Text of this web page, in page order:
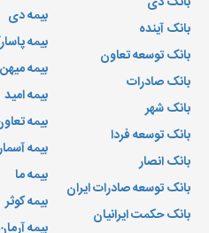
بانک آینده
بانک توسعه تعاون
بانک صادرات
بانک شهر
بانک توسعه فردا
بانک انصار
بانک توسعه صادرات ایران
بانک حکمت ایرانیان
بیمه دی
بیمه
بیمه میهن
بیمه امید
بیمه تعاون
بیمه
بیمه ما
بیمه کوثر
بیمه آرمان